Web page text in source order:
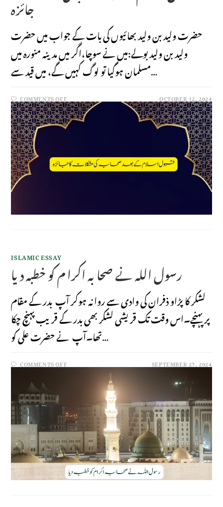
جائزہ
حضرت ولید بن ولید بھائیوں کی بات کے جواب میں حضرت
ولید بن ولید بولے:میں نے سوچا،اگر میں مدینہ منورہ میں
مسلمان ہوگیا تو لوگ کہیں گے، میں قید سے…
COMMENTS OFF OCTOBER 12, 2024
ISLAMIC ESSAY
رسول اللہ نے صحا بہ اکرا م کو خطبہ دیا
لشکر کا پڑاو ذفران کی وادی سے روانہ ہوکر آپ بدر کے مقام
پر پہنچے۔اس وقت تک قریشی لشکر بھی بدر کے قریب پہنچ چکا
تھا۔آپ نے حضرت علی کو…
COMMENTS OFF SEPTEMBER 27, 2024